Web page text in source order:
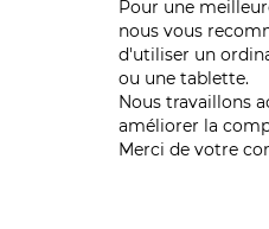
Pour une
nous vous
d'utiliser un
ou une tablette.
Nous travaillons
améliorer la
Merci de votre